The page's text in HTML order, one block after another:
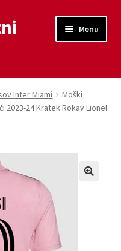
Menu
Inter Miami
Moški
2023-24 Kratek Rokav Lionel